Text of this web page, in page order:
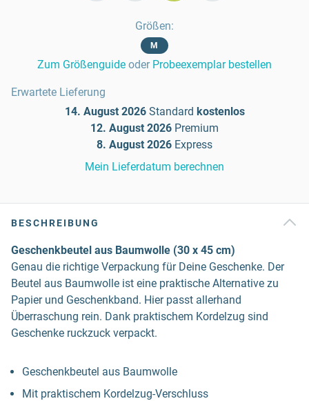
Größen:
M
Zum Größenguide oder Probeexemplar bestellen
Erwartete Lieferung
14. August 2026 Standard kostenlos
12. August 2026 Premium
8. August 2026 Express
Mein Lieferdatum berechnen
BESCHREIBUNG
Geschenkbeutel aus Baumwolle (30 x 45 cm)
Genau die richtige Verpackung für Deine Geschenke. Der
Beutel aus Baumwolle ist eine praktische Alternative zu
Papier und Geschenkband. Hier passt allerhand
Überraschung rein. Dank praktischem Kordelzug sind
Geschenke ruckzuck verpackt.
Geschenkbeutel aus Baumwolle
Mit praktischem Kordelzug-Verschluss